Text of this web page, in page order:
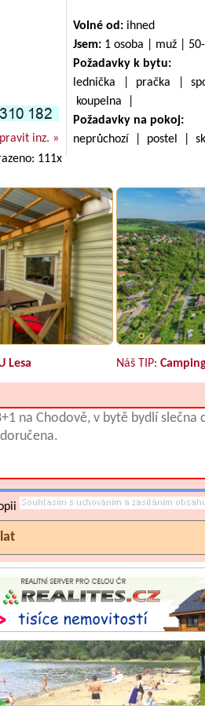
inz. »
111x
Volné od: ihned
Jsem: 1 osoba | muž |
Požadavky k bytu:
lednička | pračka |
koupelna |
Požadavky na pokoj:
neprůchozí | postel |
Lesa Náš TIP: